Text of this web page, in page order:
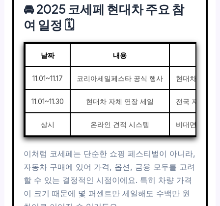
🚘 2025 코세페 현대차 주요 참
여 일정 🗓️
날짜 내용
11.01~11.17 코리아세일페스타 공식 행사 현대차 공식
11.01~11.30 현대차 자체 연장 세일 전국 지점 추
상시 온라인 견적 시스템 비대면 할인
이처럼 코세페는 단순한 쇼핑 페스티벌이 아니라,
자동차 구매에 있어 가격, 옵션, 금융 모두를 고려
할 수 있는 결정적인 시점이에요. 특히 차량 가격
이 크기 때문에 몇 퍼센트만 세일해도 수백만 원